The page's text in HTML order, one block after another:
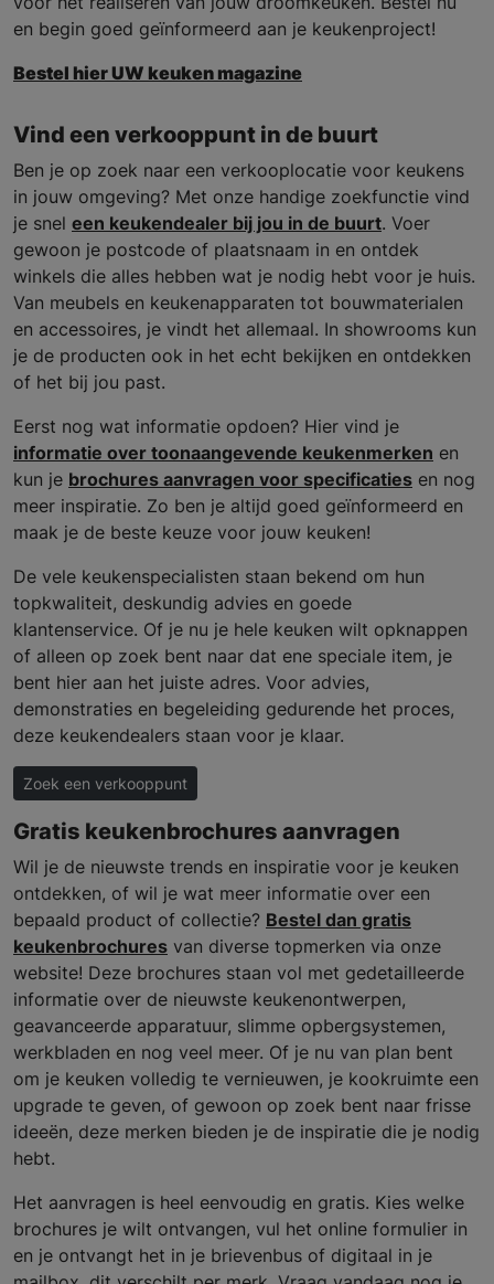
en begin goed geïnformeerd aan je keukenproject!
Bestel hier UW keuken magazine
Vind een verkooppunt in de buurt
Ben je op zoek naar een verkooplocatie voor keukens
in jouw omgeving? Met onze handige zoekfunctie vind
je snel een keukendealer bij jou in de buurt. Voer
gewoon je postcode of plaatsnaam in en ontdek
winkels die alles hebben wat je nodig hebt voor je huis.
Van meubels en keukenapparaten tot bouwmaterialen
en accessoires, je vindt het allemaal. In showrooms kun
je de producten ook in het echt bekijken en ontdekken
of het bij jou past.
Eerst nog wat informatie opdoen? Hier vind je
informatie over toonaangevende keukenmerken en
kun je brochures aanvragen voor specificaties en nog
meer inspiratie. Zo ben je altijd goed geïnformeerd en
maak je de beste keuze voor jouw keuken!
De vele keukenspecialisten staan bekend om hun
topkwaliteit, deskundig advies en goede
klantenservice. Of je nu je hele keuken wilt opknappen
of alleen op zoek bent naar dat ene speciale item, je
bent hier aan het juiste adres. Voor advies,
demonstraties en begeleiding gedurende het proces,
deze keukendealers staan voor je klaar.
Zoek een verkooppunt
Gratis keukenbrochures aanvragen
Wil je de nieuwste trends en inspiratie voor je keuken
ontdekken, of wil je wat meer informatie over een
bepaald product of collectie? Bestel dan gratis
keukenbrochures van diverse topmerken via onze
website! Deze brochures staan vol met gedetailleerde
informatie over de nieuwste keukenontwerpen,
geavanceerde apparatuur, slimme opbergsystemen,
werkbladen en nog veel meer. Of je nu van plan bent
om je keuken volledig te vernieuwen, je kookruimte een
upgrade te geven, of gewoon op zoek bent naar frisse
ideeën, deze merken bieden je de inspiratie die je nodig
hebt.
Het aanvragen is heel eenvoudig en gratis. Kies welke
brochures je wilt ontvangen, vul het online formulier in
en je ontvangt het in je brievenbus of digitaal in je